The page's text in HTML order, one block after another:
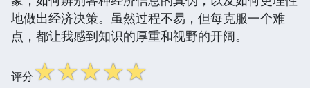
地做出经济决策。虽然过程不易，但每克服一个难
点，都让我感到知识的厚重和视野的开阔。
评分☆☆☆☆☆